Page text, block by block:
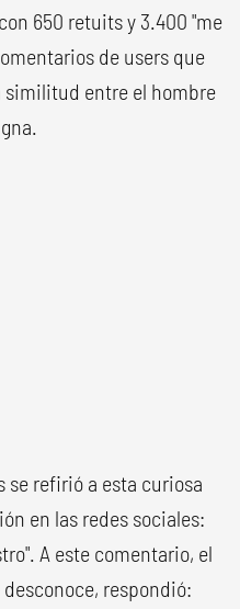
con 650 retuits y 3.400 "me
de users que
similitud entre el hombre
se refirió a esta curiosa
en las redes sociales:
A este comentario, el
respondió: